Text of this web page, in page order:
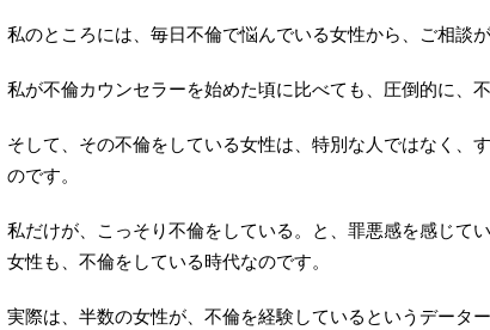
私のところには、毎日不倫で悩んでいる女性から、ご相談
私が不倫カウンセラーを始めた頃に比べても、圧倒的に、
そして、その不倫をしている女性は、特別な人ではなく、
のです。
私だけが、こっそり不倫をしている。と、罪悪感を感じて
女性も、不倫をしている時代なのです。
実際は、半数の女性が、不倫を経験しているというデータ